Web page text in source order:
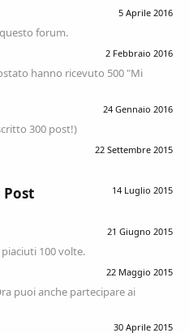
5 Aprile 2016
forum.
2 Febbraio 2016
hanno ricevuto 500 "Mi
24 Gennaio 2016
300 post!)
22 Settembre 2015
14 Luglio 2015
Post
21 Giugno 2015
100 volte.
22 Maggio 2015
puoi anche partecipare ai
30 Aprile 2015